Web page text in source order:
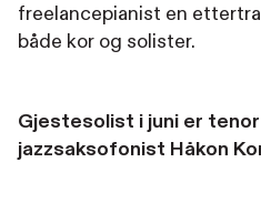
freelancepianist en
både kor og solister.
Gjestesolist i juni er
jazzsaksofonist Håkon